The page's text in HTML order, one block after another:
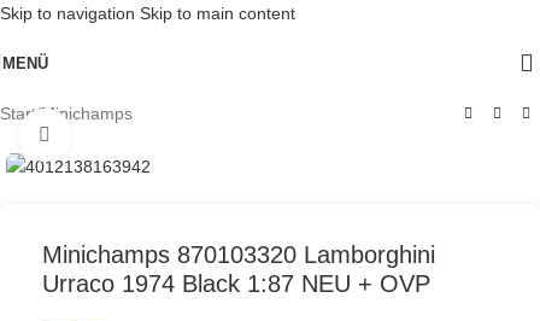
Skip to navigation Skip to main content
MENÜ
Start/Minichamps
Minichamps 870103320 Lamborghini
Urraco 1974 Black 1:87 NEU + OVP